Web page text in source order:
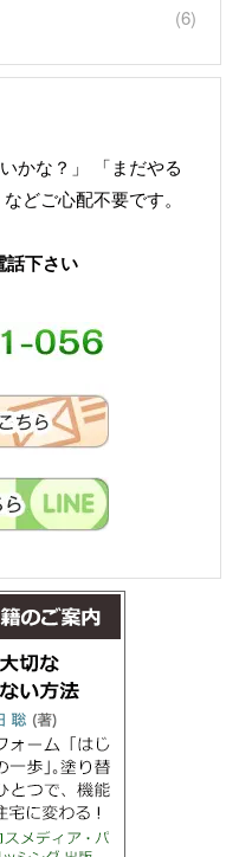
(6)
かな？」 「まだやる
どご心配不要です。
話下さい